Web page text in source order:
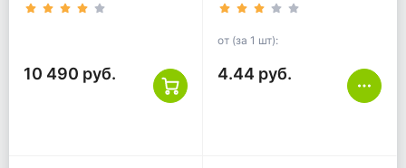
10 490 руб.
от (за 1 шт):
4.44 руб.